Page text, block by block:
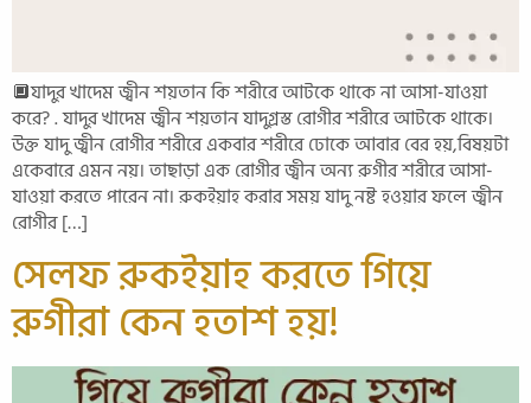
🔲যাদুর খাদেম জ্বীন শয়তান কি শরীরে আটকে থাকে না আসা-যাওয়া
করে? . যাদুর খাদেম জ্বীন শয়তান যাদুগ্রস্ত রোগীর শরীরে আটকে থাকে।
উক্ত যাদু জ্বীন রোগীর শরীরে একবার শরীরে ঢোকে আবার বের হয়,বিষয়টা
একেবারে এমন নয়। তাছাড়া এক রোগীর জ্বীন অন্য রুগীর শরীরে আসা-
যাওয়া করতে পারেন না। রুকইয়াহ করার সময় যাদু নষ্ট হওয়ার ফলে জ্বীন
রোগীর […]
সেলফ রুকইয়াহ করতে গিয়ে
রুগীরা কেন হতাশ হয়!